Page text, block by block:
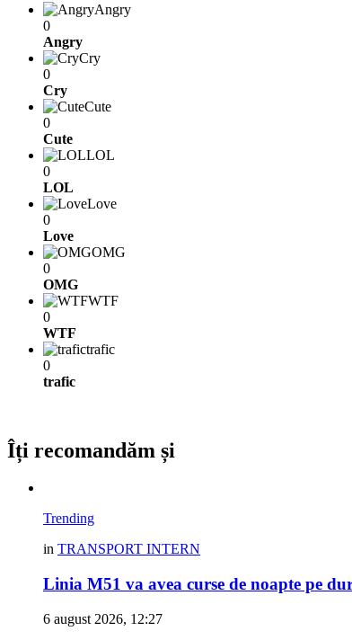
Angry
0
Angry
Cry
0
Cry
Cute
0
Cute
LOL
0
LOL
Love
0
Love
OMG
0
OMG
WTF
0
WTF
trafic
0
trafic
Îți recomandăm și
Trending
in TRANSPORT INTERN
Linia M51 va avea curse de noapte pe
6 august 2026, 12:27